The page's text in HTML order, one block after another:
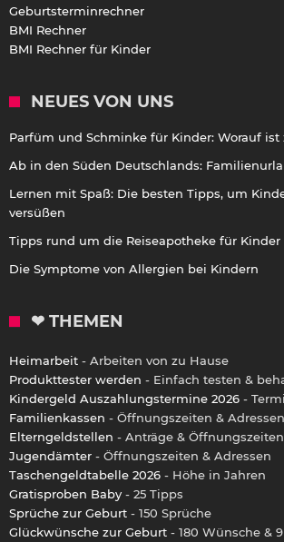
Geburtsterminrechner
BMI Rechner
BMI Rechner für Kinder
NEUES VON UNS
Parfüm und Schminke für Kinder: Worauf ist
Ab in den Süden Deutschlands:
Lernen mit Spaß: Die besten Tipps, um
versüßen
Tipps rund um die Reiseapotheke für Kinder
Die Symptome von Allergien bei Kindern
❤ THEMEN
Heimarbeit - Arbeiten von zu Hause
Produkttester werden - Einfach testen &
Kindergeld Auszahlungstermine 2026 -
Familienkassen - Öffnungszeiten & Adressen
Elterngeldstellen - Anträge & Öffnungszeiten
Jugendämter - Öffnungszeiten & Adressen
Taschengeldtabelle 2026 - Höhe in Jahren
Gratisproben Baby - 25 Tipps
Sprüche zur Geburt - 150 Sprüche
Glückwünsche zur Geburt - 180 Wünsche &